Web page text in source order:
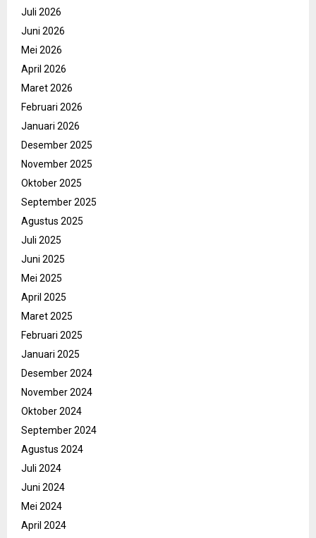
Juli 2026
Juni 2026
Mei 2026
April 2026
Maret 2026
Februari 2026
Januari 2026
Desember 2025
November 2025
Oktober 2025
September 2025
Agustus 2025
Juli 2025
Juni 2025
Mei 2025
April 2025
Maret 2025
Februari 2025
Januari 2025
Desember 2024
November 2024
Oktober 2024
September 2024
Agustus 2024
Juli 2024
Juni 2024
Mei 2024
April 2024